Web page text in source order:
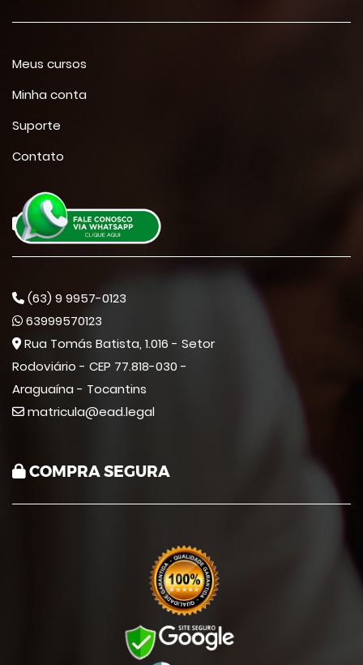
Meus cursos
Minha conta
Suporte
Contato
CONTATO
(63) 9 9957-0123
63999570123
Rua Tomás Batista, 1.016 - Setor
Rodoviário - CEP 77.818-030 -
Araguaína - Tocantins
matricula@ead.legal
COMPRA SEGURA